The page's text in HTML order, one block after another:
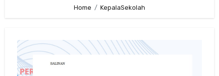
Home KepalaSekolah